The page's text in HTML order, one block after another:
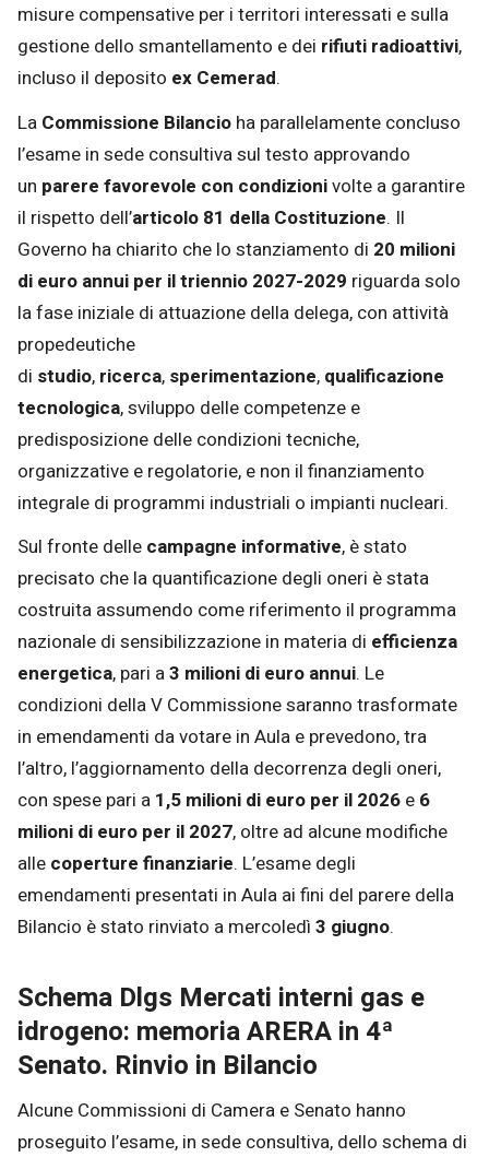
misure compensative per i territori interessati e sulla
gestione dello smantellamento e dei rifiuti radioattivi,
incluso il deposito ex Cemerad.
La Commissione Bilancio ha parallelamente concluso
l’esame in sede consultiva sul testo approvando
un parere favorevole con condizionivolte a garantire
il rispetto dell’articolo 81 della Costituzione. Il
Governo ha chiarito che lo stanziamento di 20 milioni
di euro annui per il triennio 2027-2029 riguarda solo
la fase iniziale di attuazione della delega, con attività
propedeutiche
di studio, ricerca, sperimentazione, qualificazione
tecnologica, sviluppo delle competenze e
predisposizione delle condizioni tecniche,
organizzative e regolatorie, e non il finanziamento
integrale di programmi industriali o impianti nucleari.
Sul fronte delle campagne informative, è stato
precisato che la quantificazione degli oneri è stata
costruita assumendo come riferimento il programma
nazionale di sensibilizzazione in materia di efficienza
energetica, pari a3 milioni di euro annui. Le
condizioni della V Commissione saranno trasformate
in emendamenti da votare in Aula e prevedono, tra
l’altro, l’aggiornamento della decorrenza degli oneri,
con spese pari a 1,5 milioni di euro per il 2026 e 6
milioni di euro per il 2027, oltre ad alcune modifiche
alle coperture finanziarie. L’esame degli
emendamenti presentati in Aula ai fini del parere della
Bilancio è stato rinviato a mercoledì 3 giugno.
Schema Dlgs Mercati interni gas e
idrogeno: memoria ARERA in 4ª
Senato. Rinvio in Bilancio
Alcune Commissioni di Camera e Senato hanno
proseguito l’esame, in sede consultiva, dello schema di